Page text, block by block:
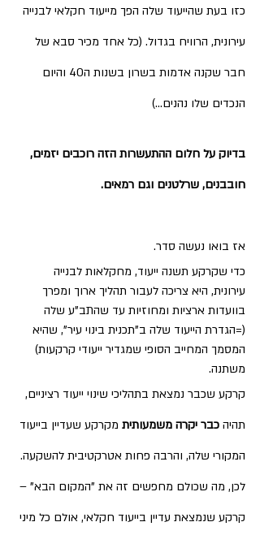
כזו בעת שהייעוד שלה הפך מייעוד חקלאי לבנייה
עירונית, הרוויח בגדול. (כל אחד מכיר סבא של
חבר שקנה אדמות בשרון בשנות ה40 והיום
הנכדים שלו נהנים...)
בדיוק על חלום ההתעשרות הזה רוכבים יזמים,
חובבנים, שרלטנים וגם רמאים.
אז בואו נעשה סדר.
כדי שקרקע תשנה ייעוד, מחקלאות לבנייה
עירונית, היא צריכה לעבור תהליך ארוך ומפרך
בוועדות ארציות ומחוזיות עד שהתב"ע שלה
(=הגדרת הייעוד שלה ב"תכנית בינוי עיר", שהיא
המסמך המחייב הסופי שמגדיר ייעודי קרקעות)
משתנה.
קרקע שכבר נמצאת בתהליכי שינוי ייעוד רציניים,
תהיה כבר יקרה משמעותית מקרקע שעדיין בייעוד
המקורי שלה, והרבה פחות אטרקטיבית להשקעה.
לכן, מה שכולם מחפשים זה את "המקום הבא" –
קרקע שנמצאת עדיין בייעוד חקלאי, אולם כל מיני